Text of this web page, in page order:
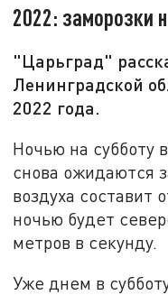
2022: заморозки
"Царьград"
Ленинградской
2022 года.
Ночью на субботу
снова ожидаются
воздуха составит
ночью будет
метров в секунду.
Уже днем в